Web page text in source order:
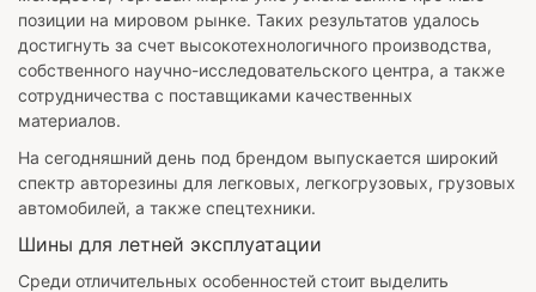
позиции на мировом рынке. Таких результатов удалось
достигнуть за счет высокотехнологичного производства,
собственного научно-исследовательского центра, а также
сотрудничества с поставщиками качественных
материалов.
На сегодняшний день под брендом выпускается широкий
спектр авторезины для легковых, легкогрузовых, грузовых
автомобилей, а также спецтехники.
Шины для летней эксплуатации
Среди отличительных особенностей стоит выделить